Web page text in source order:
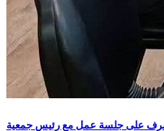
على جلسة عمل مع رئيس جمعية